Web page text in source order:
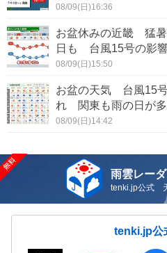
08/09(日)16:36
お盆休みの近畿 猛暑
日も 台風15号の影
08/09(日)15:50
お盆の天気 台風15
れ 関東も雨の日が
08/09(日)14:42
雨雲レー
tenki.jp公式
tenki.jp公